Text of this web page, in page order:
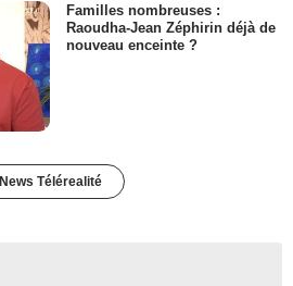
Familles nombreuses :
Raoudha-Jean Zéphirin déjà de
nouveau enceinte ?
News Télérealité